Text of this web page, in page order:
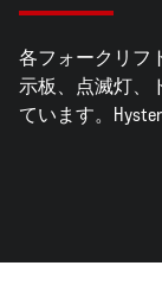
各フォークリフ
示板、点滅灯、
ています。